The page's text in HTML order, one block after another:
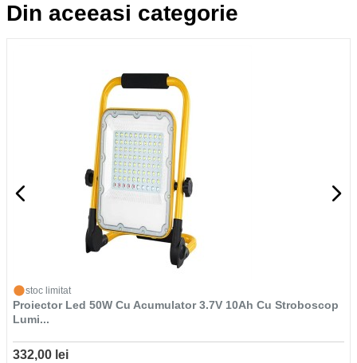
Din aceeasi categorie
stoc limitat
Proiector Led 50W Cu Acumulator 3.7V 10Ah Cu Stroboscop
Lumi...
332,00 lei